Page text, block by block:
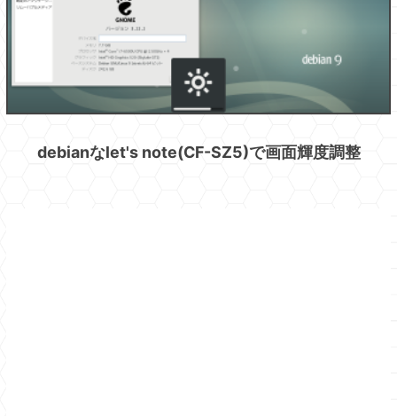
debianなlet's note(CF-SZ5)で画面輝度調整